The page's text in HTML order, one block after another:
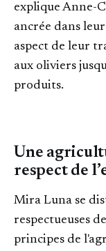
explique Anne-
ancrée dans
aspect de leur
aux oliviers
produits.
Une
respect de
Mira Luna se
respectueuses
principes de